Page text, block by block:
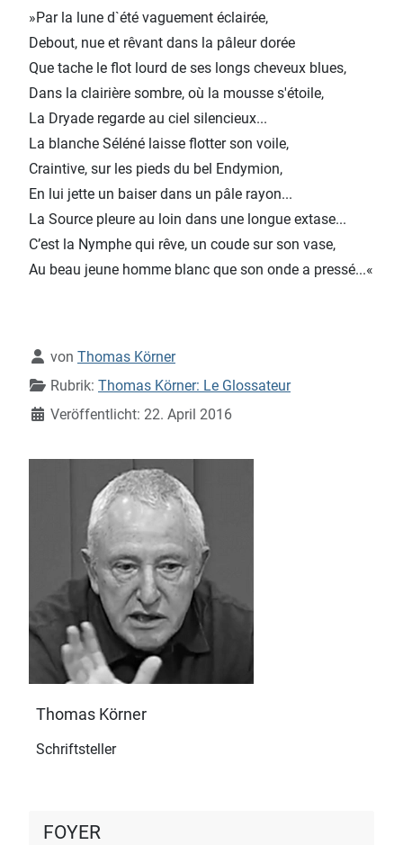
»Par la lune d`été vaguement éclairée,
Debout, nue et rêvant dans la pâleur dorée
Que tache le flot lourd de ses longs cheveux blues,
Dans la clairière sombre, où la mousse s'étoile,
La Dryade regarde au ciel silencieux...
La blanche Séléné laisse flotter son voile,
Craintive, sur les pieds du bel Endymion,
En lui jette un baiser dans un pâle rayon...
La Source pleure au loin dans une longue extase...
C’est la Nymphe qui rêve, un coude sur son vase,
Au beau jeune homme blanc que son onde a pressé...«
Details
von Thomas Körner
Rubrik: Thomas Körner: Le Glossateur
Veröffentlicht: 22. April 2016
Thomas Körner
Schriftsteller
FOYER